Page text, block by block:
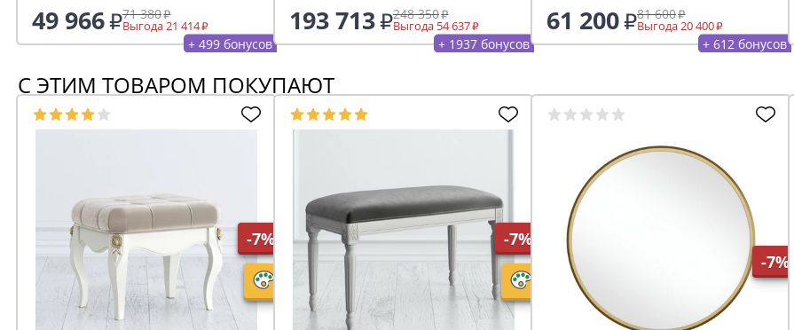
49 966 71 380
Выгода 21 414
+ 499 бонусов
193 713 248 350
Выгода 54 637
+ 1937 бонусов
61 200 81 600
Выгода 20 400
+ 612 бонусов
С ЭТИМ ТОВАРОМ ПОКУПАЮТ
-7% -7%
-7%